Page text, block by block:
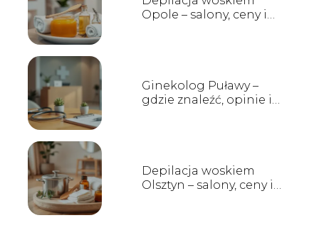
Opole – salony, ceny i
Ginekolog Puławy –
gdzie znaleźć, opinie i
Depilacja woskiem
Olsztyn – salony, ceny i